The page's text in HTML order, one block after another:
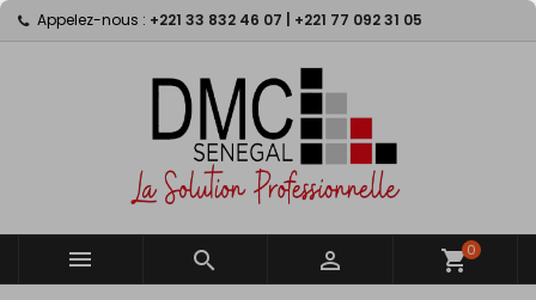
Appelez-nous : +221 33 832 46 07 | +221 77 092 31 05
   shopping_cart0
My wishlists ×
Create new list
((modalTitle)) ×
((confirmMessage))
((cancelText)) ((modalDeleteText))
Créer une liste d'envies ×
Nom de la liste d'envies
Annuler Créer une liste d'envies
Connexion ×
Vous devez être connecté pour ajouter des produits
à votre liste d'envies.
Annuler Connexion